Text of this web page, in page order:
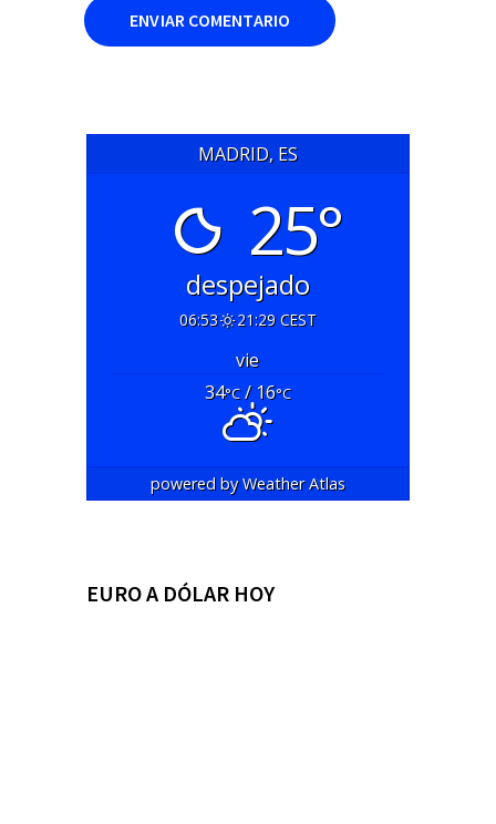
MADRID, ES
25°
despejado
06:53 21:29 CEST
vie
34°C/ 16°C
powered byWeather Atlas
EURO A DÓLAR HOY